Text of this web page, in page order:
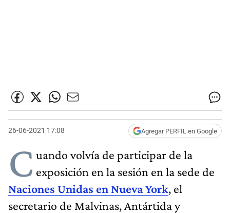
26-06-2021 17:08 Agregar PERFIL en Google
C uando volvía de participar de la
exposición en la sesión en la sede de
Naciones Unidas en Nueva York, el
secretario de Malvinas, Antártida y